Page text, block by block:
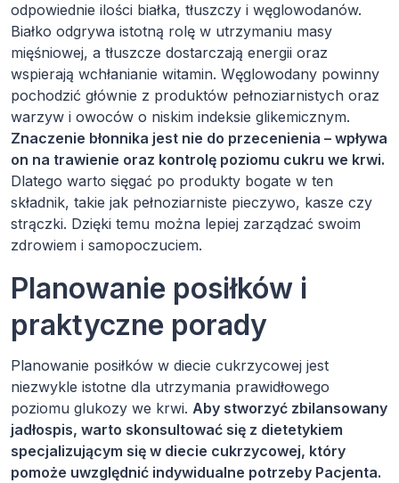
odpowiednie ilości białka, tłuszczy i węglowodanów.
Białko odgrywa istotną rolę w utrzymaniu masy
mięśniowej, a tłuszcze dostarczają energii oraz
wspierają wchłanianie witamin. Węglowodany powinny
pochodzić głównie z produktów pełnoziarnistych oraz
warzyw i owoców o niskim indeksie glikemicznym.
Znaczenie błonnika jest nie do przecenienia – wpływa
on na trawienie oraz kontrolę poziomu cukru we krwi.
Dlatego warto sięgać po produkty bogate w ten
składnik, takie jak pełnoziarniste pieczywo, kasze czy
strączki. Dzięki temu można lepiej zarządzać swoim
zdrowiem i samopoczuciem.
Planowanie posiłków i
praktyczne porady
Planowanie posiłków w diecie cukrzycowej jest
niezwykle istotne dla utrzymania prawidłowego
poziomu glukozy we krwi. Aby stworzyć zbilansowany
jadłospis, warto skonsultować się z dietetykiem
specjalizującym się w diecie cukrzycowej, który
pomoże uwzględnić indywidualne potrzeby Pacjenta.